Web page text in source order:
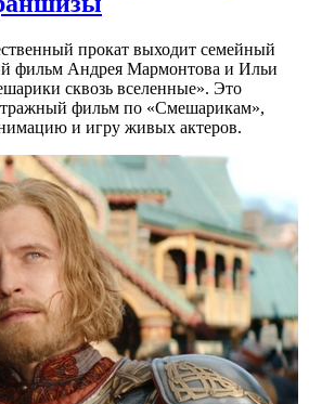
прокат выходит семейный
фильм Андрея Мармонтова и Ильи
сквозь вселенные». Это
фильм по «Смешарикам»,
и игру живых актеров.